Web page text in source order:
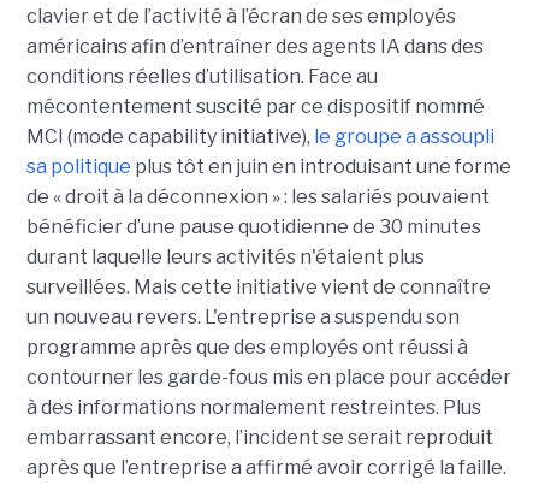
clavier et de l’activité à l’écran de ses employés
américains afin d’entraîner des agents IA dans des
conditions réelles d’utilisation. Face au
mécontentement suscité par ce dispositif nommé
MCI (mode capability initiative), le groupe a assoupli
sa politique plus tôt en juin en introduisant une forme
de « droit à la déconnexion » : les salariés pouvaient
bénéficier d’une pause quotidienne de 30 minutes
durant laquelle leurs activités n'étaient plus
surveillées. Mais cette initiative vient de connaître
un nouveau revers. L'entreprise a suspendu son
programme après que des employés ont réussi à
contourner les garde-fous mis en place pour accéder
à des informations normalement restreintes. Plus
embarrassant encore, l’incident se serait reproduit
après que l’entreprise a affirmé avoir corrigé la faille.